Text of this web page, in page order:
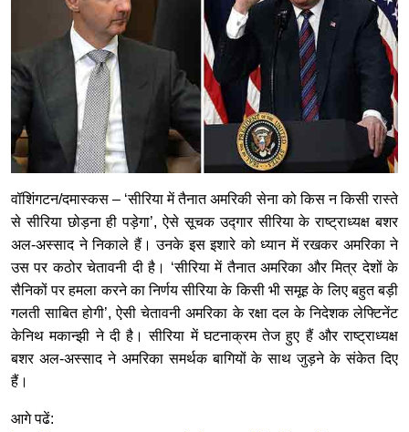
वॉशिंगटन/दमास्कस – ‘सीरिया में तैनात अमरिकी सेना को किस न किसी रास्ते
से सीरिया छोड़ना ही पड़ेगा’, ऐसे सूचक उद्गार सीरिया के राष्ट्राध्यक्ष बशर
अल-अस्साद ने निकाले हैं। उनके इस इशारे को ध्यान में रखकर अमरिका ने
उस पर कठोर चेतावनी दी है। ‘सीरिया में तैनात अमरिका और मित्र देशों के
सैनिकों पर हमला करने का निर्णय सीरिया के किसी भी समूह के लिए बहुत बड़ी
गलती साबित होगी’, ऐसी चेतावनी अमरिका के रक्षा दल के निदेशक लेफ्टिनेंट
केनिथ मकान्झी ने दी है। सीरिया में घटनाक्रम तेज हुए हैं और राष्ट्राध्यक्ष
बशर अल-अस्साद ने अमरिका समर्थक बागियों के साथ जुड़ने के संकेत दिए
हैं।
आगे पढें: